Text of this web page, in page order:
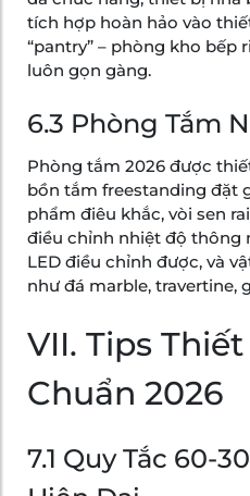
tích hợp hoàn hảo vào
“pantry” – phòng kho bếp
luôn gọn gàng.
6.3 Phòng Tắm
Phòng tắm 2026 được
bồn tắm freestanding đặt
phẩm điêu khắc, vòi sen
điều chỉnh nhiệt độ thông
LED điều chỉnh được, và
như đá marble, travertine,
VII. Tips
Chuẩn 2026
7.1 Quy Tắc 60-